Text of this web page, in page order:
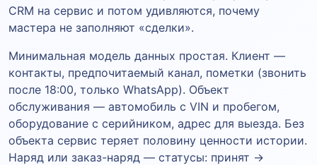
CRM на сервис и потом удивляются, почему
мастера не заполняют «сделки».
Минимальная модель данных простая. Клиент —
контакты, предпочитаемый канал, пометки (звонить
после 18:00, только WhatsApp). Объект
обслуживания — автомобиль с VIN и пробегом,
оборудование с серийником, адрес для выезда. Без
объекта сервис теряет половину ценности истории.
Наряд или заказ-наряд — статусы: принят →